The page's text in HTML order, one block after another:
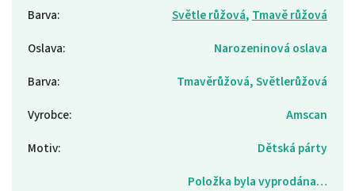
Barva: Světle růžová, Tmavě růžová
Oslava:
Narozeninová oslava
Barva:
Tmavěrůžová, Světlerůžová
Vyrobce:
Amscan
Motiv:
Dětská párty
Položka byla vyprodána…